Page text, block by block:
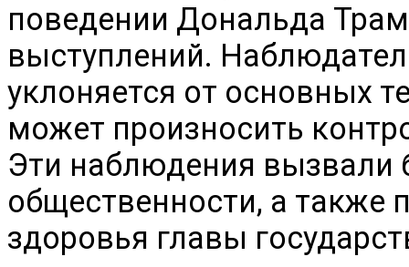
поведении Дональда
выступлений.
уклоняется от основных
может произносить
Эти наблюдения вызвали
общественности, а также
здоровья главы